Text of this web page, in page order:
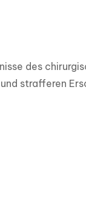
des
strafferen